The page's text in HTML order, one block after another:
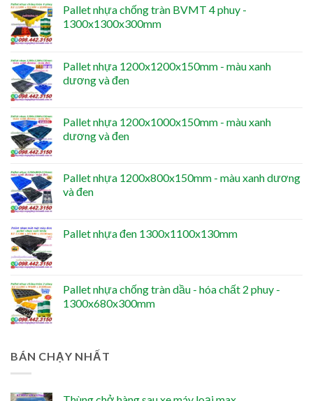
Pallet nhựa chống tràn BVMT 4 phuy -
1300x1300x300mm
Pallet nhựa 1200x1200x150mm - màu xanh
dương và đen
Pallet nhựa 1200x1000x150mm - màu xanh
dương và đen
Pallet nhựa 1200x800x150mm - màu xanh dương
và đen
Pallet nhựa đen 1300x1100x130mm
Pallet nhựa chống tràn dầu - hóa chất 2 phuy -
1300x680x300mm
BÁN CHẠY NHẤT